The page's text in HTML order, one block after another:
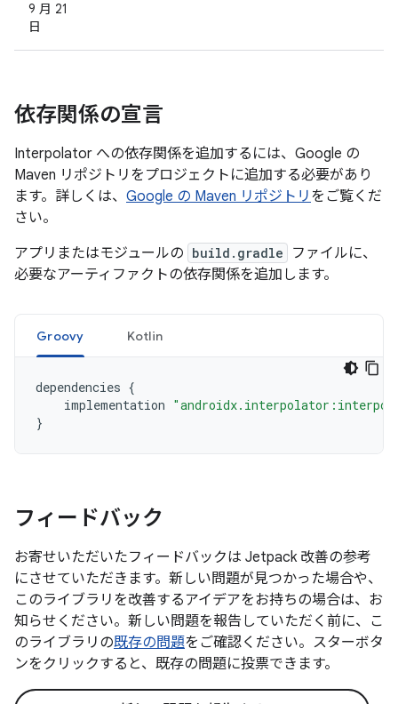
9 月 21
日
依存関係の宣言
Interpolator への依存関係を追加するには、Google の
Maven リポジトリをプロジェクトに追加する必要があり
ます。詳しくは、 Google の Maven リポジトリ をご覧くだ
さい。
アプリまたはモジュールの build.gradle
ファイルに、
必要なアーティファクトの依存関係を追加します。
Groovy Kotlin
dependencies {
implementation
}
フィードバック
お寄せいただいたフィードバックは Jetpack 改善の参考
にさせていただきます。新しい問題が見つかった場合や、
このライブラリを改善するアイデアをお持ちの場合は、お
知らせください。新しい問題を報告していただく前に、こ
のライブラリの既存の問題をご確認ください。スターボタ
ンをクリックすると、既存の問題に投票できます。